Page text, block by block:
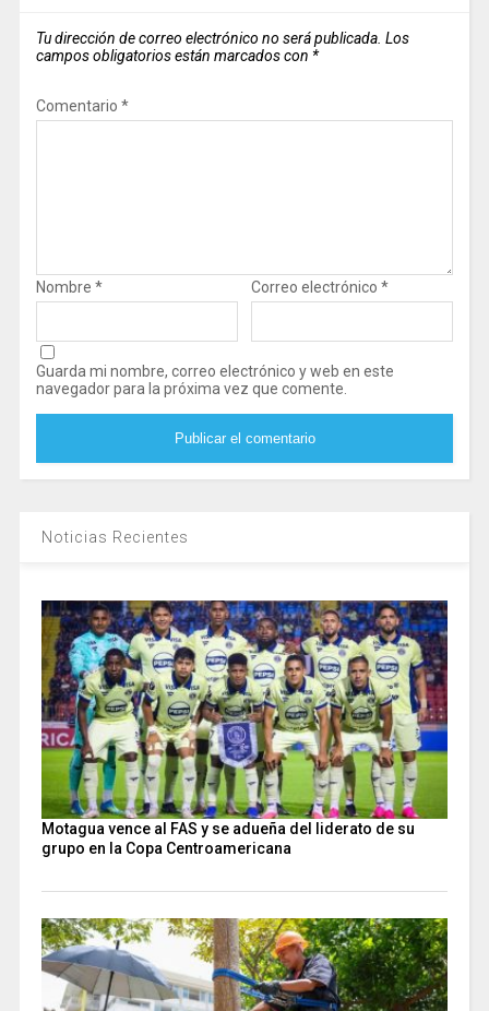
Tu dirección de correo electrónico no será publicada. Los
campos obligatorios están marcados con *
Comentario *
Nombre * Correo electrónico *
Guarda mi nombre, correo electrónico y web en este
navegador para la próxima vez que comente.
Noticias Recientes
Motagua vence al FAS y se adueña del liderato de su
grupo en la Copa Centroamericana